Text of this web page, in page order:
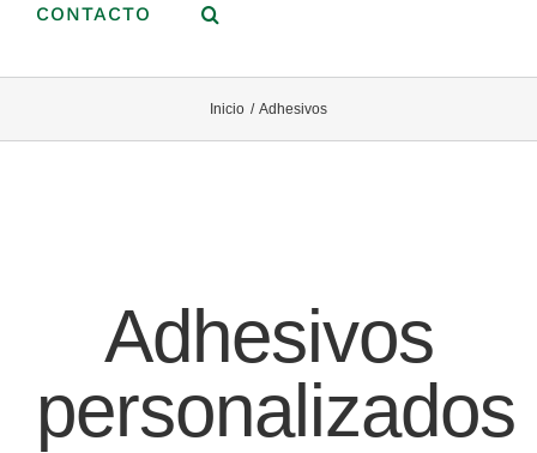
CONTACTO
Inicio Adhesivos
Adhesivos
personalizados